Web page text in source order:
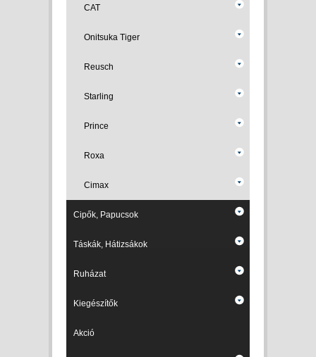
CAT
Onitsuka Tiger
Reusch
Starling
Prince
Roxa
Cimax
Cipők, Papucsok
Táskák, Hátizsákok
Ruházat
Kiegészítők
Akció